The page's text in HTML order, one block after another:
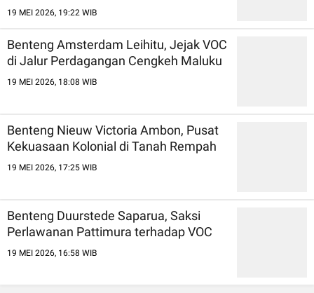
19 MEI 2026, 19:22 WIB
Benteng Amsterdam Leihitu, Jejak VOC
di Jalur Perdagangan Cengkeh Maluku
19 MEI 2026, 18:08 WIB
Benteng Nieuw Victoria Ambon, Pusat
Kekuasaan Kolonial di Tanah Rempah
19 MEI 2026, 17:25 WIB
Benteng Duurstede Saparua, Saksi
Perlawanan Pattimura terhadap VOC
19 MEI 2026, 16:58 WIB